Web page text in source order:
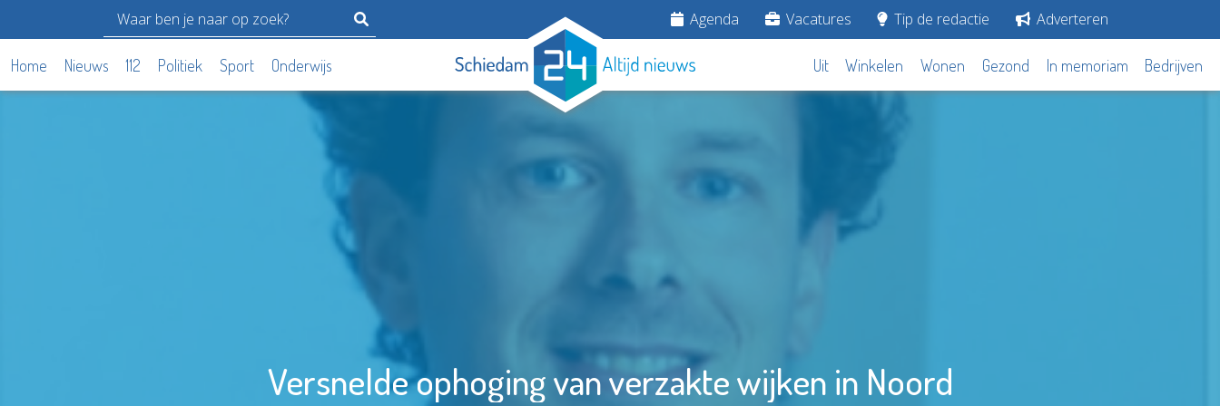
Agenda Vacatures Tip de redactie Adverteren
Home Nieuws 112 Politiek Sport Onderwijs Uit Winkelen Wonen Gezond In memoriam Bedrijven
Versnelde ophoging van verzakte wijken in Noord